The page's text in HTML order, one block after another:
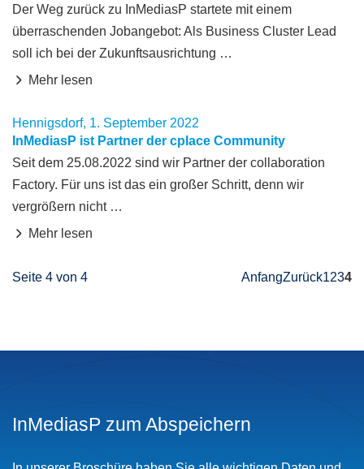
Der Weg zurück zu InMediasP startete mit einem
überraschenden Jobangebot: Als Business Cluster Lead
soll ich bei der Zukunftsausrichtung …
Mehr lesen
Hennigsdorf, 1. September 2022
InMediasP ist Partner der cplace Community
Seit dem 25.08.2022 sind wir Partner der collaboration
Factory. Für uns ist das ein großer Schritt, denn wir
vergrößern nicht …
Mehr lesen
Seite 4 von 4 AnfangZurück1 234
InMediasP zum Abspeichern
In unserer Broschüre haben Sie alle wichtigen Daten und